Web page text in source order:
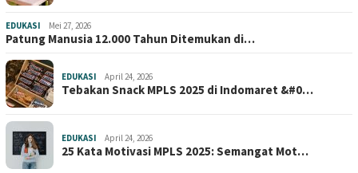
EDUKASI Mei 27, 2026
Patung Manusia 12.000 Tahun Ditemukan di…
EDUKASI April 24, 2026
Tebakan Snack MPLS 2025 di Indomaret &#0…
EDUKASI April 24, 2026
25 Kata Motivasi MPLS 2025: Semangat Mot…